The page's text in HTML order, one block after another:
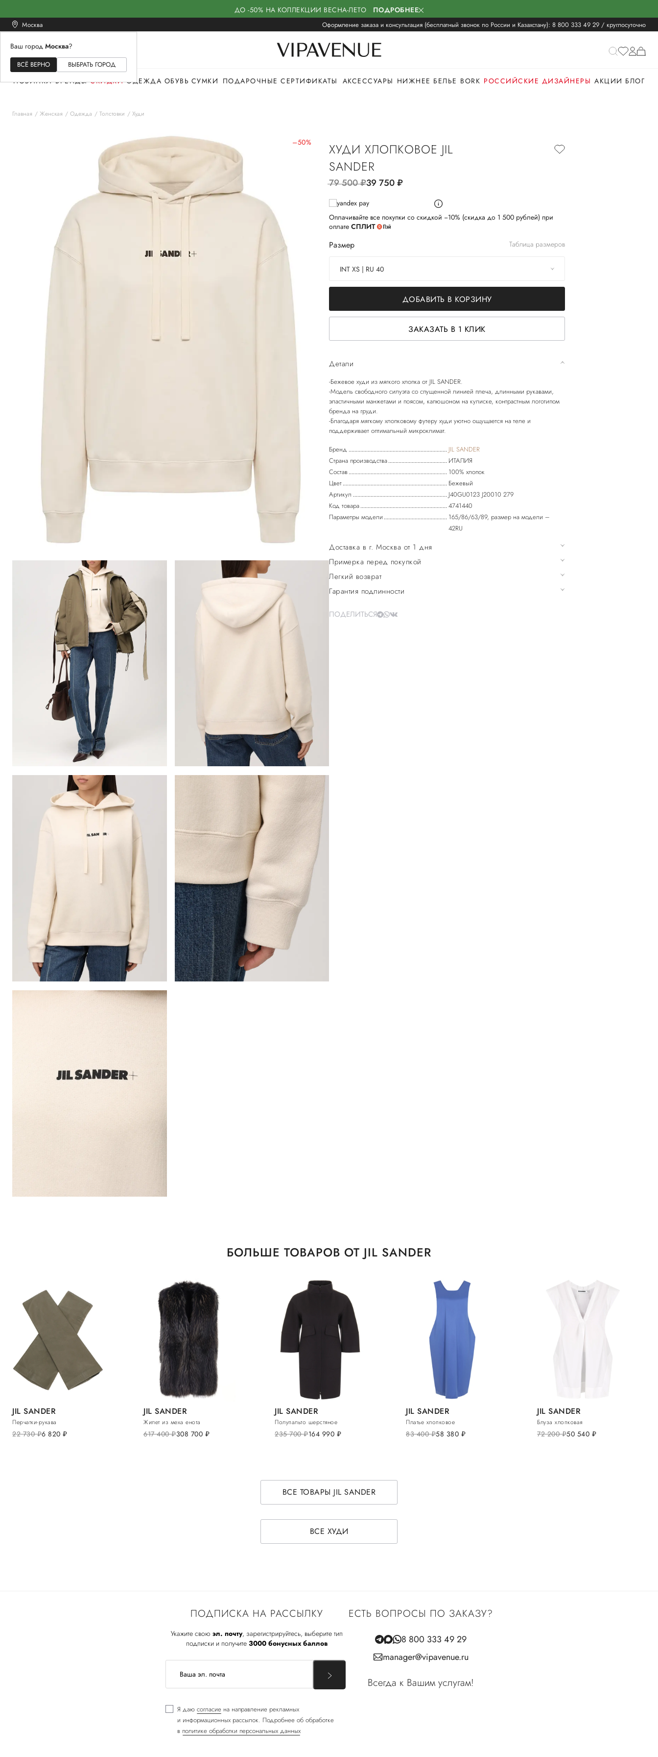
ДО -50% НА КОЛЛЕКЦИИ ВЕСНА-ЛЕТО ПОДРОБНЕЕ
Москва Оформление заказа и консультация (бесплатный звонок по России и Казахстану): 8 800 333 49 29 / круглосуточно
Ваш город Москва?
ВСЁ ВЕРНО ВЫБРАТЬ ГОРОД
ЖЕНСКОЕМУЖСКОЕ
НОВИНКИ БРЕНДЫ СКИДКИ ОДЕЖДА ОБУВЬ СУМКИ ПОДАРОЧНЫЕ СЕРТИФИКАТЫ АКСЕССУАРЫ НИЖНЕЕ БЕЛЬЕ BORK РОССИЙСКИЕ ДИЗАЙНЕРЫ АКЦИИ БЛОГ
Главная Женская Одежда Толстовки Худи
–50%
ХУДИ ХЛОПКОВОЕ JIL
SANDER
79 500руб.39 750руб.
Оплачивайте все покупки со скидкой −10% (скидка до 1 500 рублей) при
оплате СПЛИТ
Размер Таблица размеров
INT XS | RU 40
ДОБАВИТЬ В КОРЗИНУ
ЗАКАЗАТЬ В 1 КЛИК
Детали
-Бежевое худи из мягкого хлопка от JIL SANDER.
-Модель свободного силуэта со спущенной линией плеча, длинными рукавами,
эластичными манжетами и поясом, капюшоном на кулиске, контрастным логотипом
бренда на груди.
-Благодаря мягкому хлопковому футеру худи уютно ощущается на теле и
Бренд
JIL SANDER
Страна производства
ИТАЛИЯ
Состав
100% хлопок
Цвет
Бежевый
Артикул
J40GU0123 J20010 279
Код товара
4741440
Параметры модели
165/86/63/89, размер на модели –
42RU
Доставка в г. Москва от 1 дня
Примерка перед покупкой
Легкий возврат
Гарантия подлинности
ПОДЕЛИТЬСЯ
БОЛЬШЕ ТОВАРОВ ОТ JIL SANDER
JIL SANDER
Перчатки-рукава
22 730руб.6 820 руб.
JIL SANDER
Жилет из меха енота
617 400руб.308 700 руб.
JIL SANDER
Полупальто шерстяное
235 700руб.164 990 руб.
JIL SANDER
Платье хлопковое
83 400руб.58 380 руб.
JIL SANDER
Блуза хлопковая
72 200руб.50 540 руб.
ВСЕ ТОВАРЫ JIL SANDER
ВСЕ ХУДИ
ПОДПИСКА НА РАССЫЛКУ
Укажите свою эл. почту, зарегистрируйтесь, выберите тип
подписки и получите 3000 бонусных баллов
Я даю согласие на направление рекламных
и информационных рассылок. Подробнее об обработке
в политике обработки персональных данных
ЕСТЬ ВОПРОСЫ ПО ЗАКАЗУ?
8 800 333 49 29
manager@vipavenue.ru
Всегда к Вашим услугам!